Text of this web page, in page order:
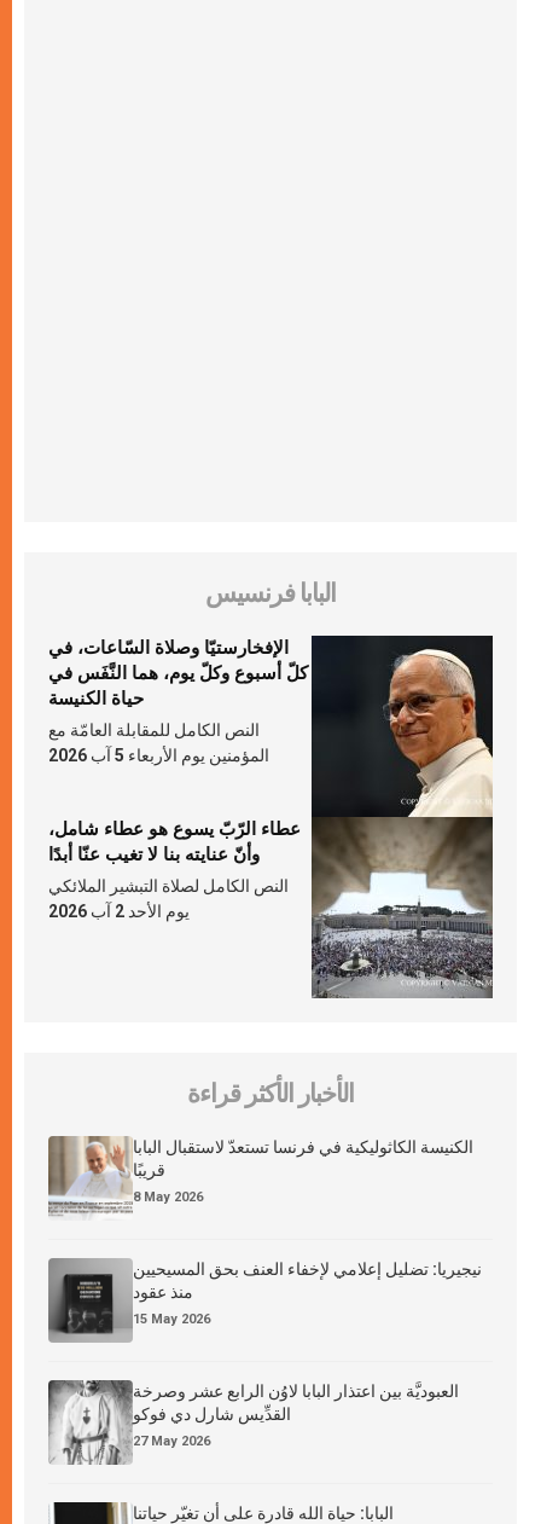
البابا فرنسيس
الإفخارستيّا وصلاة السّاعات، في
كلّ أسبوع وكلّ يوم، هما النَّفَس في
حياة الكنيسة
النص الكامل للمقابلة العامّة مع
المؤمنين يوم الأربعاء 5 آب 2026
عطاء الرّبّ يسوع هو عطاء شامل،
وأنّ عنايته بنا لا تغيب عنّا أبدًا
النص الكامل لصلاة التبشير الملائكي
يوم الأحد 2 آب 2026
الأخبار الأكثر قراءة
الكنيسة الكاثوليكية في فرنسا تستعدّ لاستقبال البابا
قريبًا
8 May 2026
نيجيريا: تضليل إعلامي لإخفاء العنف بحق المسيحيين
منذ عقود
15 May 2026
العبوديَّة بين اعتذار البابا لاوُن الرابع عشر وصرخة
القدِّيس شارل دي فوكو
27 May 2026
البابا: حياة الله قادرة على أن تغيّر حياتنا